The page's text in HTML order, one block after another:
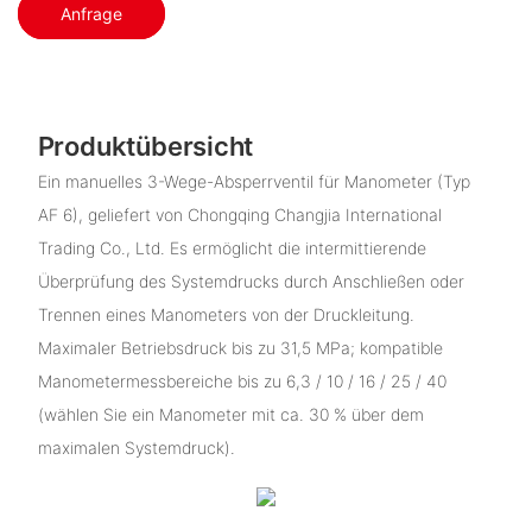
Anfrage
Produktübersicht
Ein manuelles 3-Wege-Absperrventil für Manometer (Typ
AF 6), geliefert von Chongqing Changjia International
Trading Co., Ltd. Es ermöglicht die intermittierende
Überprüfung des Systemdrucks durch Anschließen oder
Trennen eines Manometers von der Druckleitung.
Maximaler Betriebsdruck bis zu 31,5 MPa; kompatible
Manometermessbereiche bis zu 6,3 / 10 / 16 / 25 / 40
(wählen Sie ein Manometer mit ca. 30 % über dem
maximalen Systemdruck).